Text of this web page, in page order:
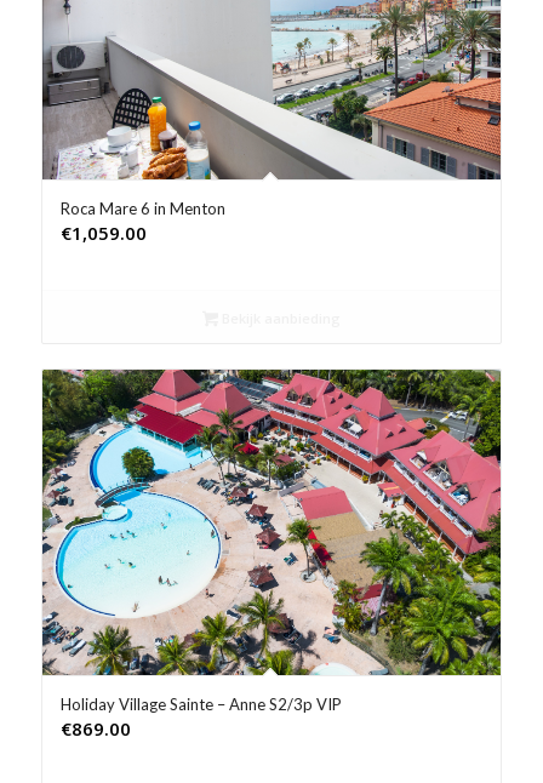
Roca Mare 6 in Menton
€1,059.00
Holiday Village Sainte – Anne S2/3p VIP
€869.00